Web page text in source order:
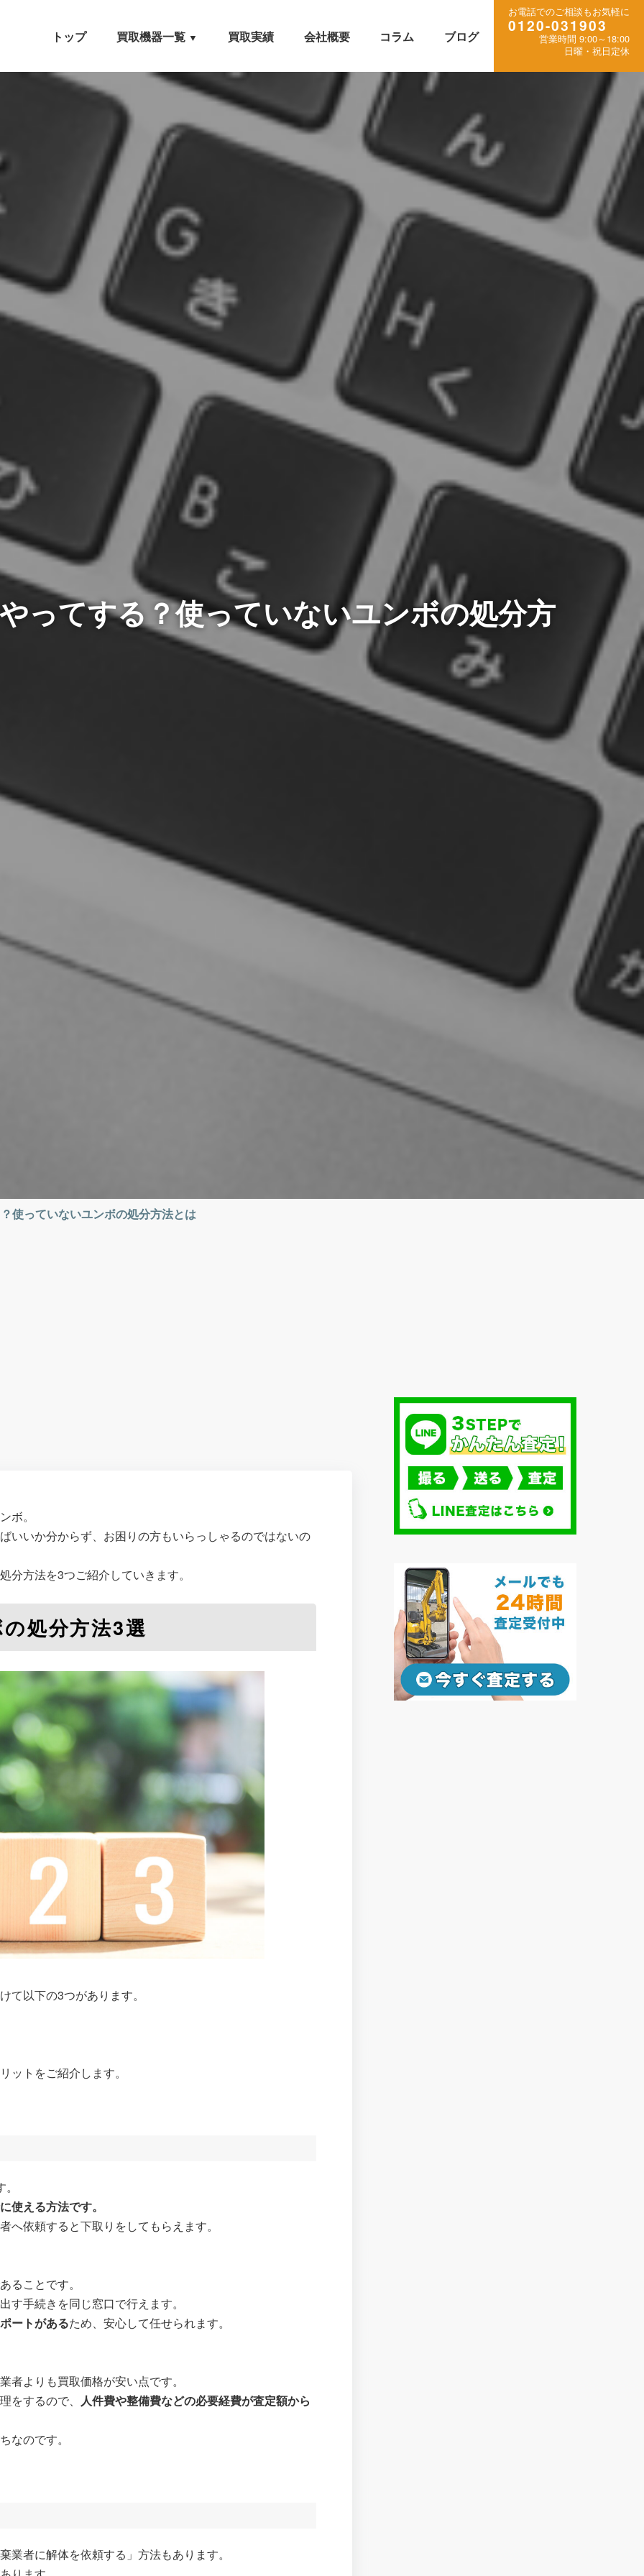
トップ 買取機器一覧 ▼
自動車設備機械
農業・林業機械
建設機械・土木機械
木工機械
産業機械
買取実績 会社概要 コラム ブログ
お電話でのご相談もお気軽に
0120-031903
営業時間 9:00～18:00
日曜・祝日定休
ってする？使っていないユンボの処分方
使っていないユンボの処分方法とは
ボ。
いいか分からず、お困りの方もいらっしゃるのではないの
分方法を3つご紹介していきます。
処分方法3選
て以下の3つがあります。
ットをご紹介します。
使える方法です。
依頼すると下取りをしてもらえます。
ることです。
す手続きを同じ窓口で行えます。
ートがあるため、安心して任せられます。
者よりも買取価格が安い点です。
をするので、 人件費や整備費などの必要経費が査定額から
なのです。
者に解体を依頼する」方法もあります。